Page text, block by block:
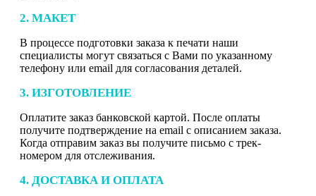
2. МАКЕТ
В процессе подготовки заказа к печати наши
специалисты могут связаться с Вами по указанному
телефону или email для согласования деталей.
3. ИЗГОТОВЛЕНИЕ
Оплатите заказ банковской картой. После оплаты
получите подтверждение на email с описанием заказа.
Когда отправим заказ вы получите письмо с трек-
номером для отслеживания.
4. ДОСТАВКА И ОПЛАТА